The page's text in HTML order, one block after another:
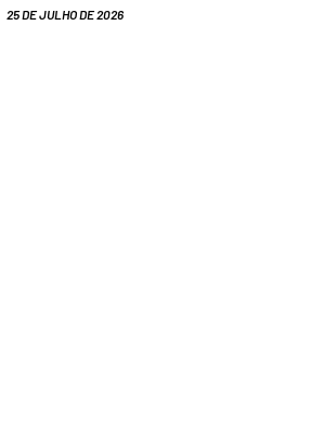
25 DE JULHO DE 2026